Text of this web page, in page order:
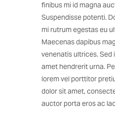
finibus mi id magna
Suspendisse potenti.
mi rutrum egestas eu
Maecenas dapibus
venenatis ultrices. Sed
amet hendrerit urna.
lorem vel porttitor
dolor sit amet,
auctor porta eros ac